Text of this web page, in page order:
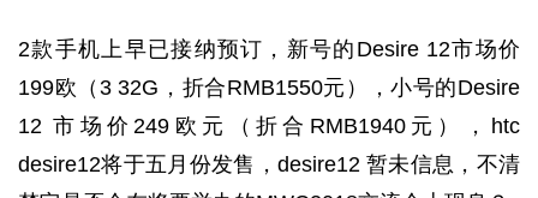
2款手机上早已接纳预订，新号的Desire 12市场价
199欧（3 32G，折合RMB1550元），小号的Desire
12 市场价249欧元（折合RMB1940元），htc
desire12将于五月份发售，desire12 暂未信息，不清